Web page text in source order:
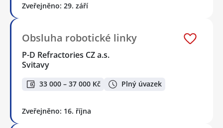
Zveřejněno: 29. září
Obsluha robotické linky
P-D Refractories CZ a.s.
Svitavy
33 000 – 37 000 Kč Plný úvazek
Zveřejněno: 16. října